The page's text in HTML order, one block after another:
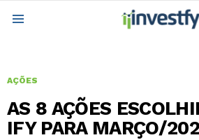
AÇÕES
AS 8 AÇÕES
IFY PARA MARÇO/